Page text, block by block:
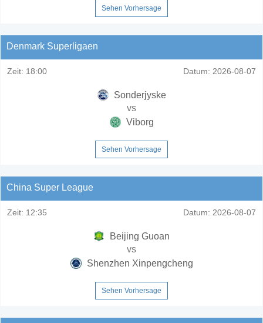
Sehen Vorhersage
Denmark Superligaen
Zeit: 18:00 Datum: 2026-08-07
Sonderjyske
vs
Viborg
Sehen Vorhersage
China Super League
Zeit: 12:35 Datum: 2026-08-07
Beijing Guoan
vs
Shenzhen Xinpengcheng
Sehen Vorhersage